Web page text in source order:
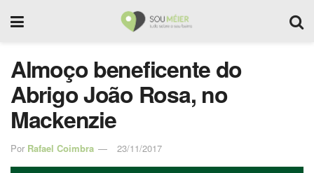
Almoço beneficente do
Abrigo João Rosa, no
Mackenzie
Por Rafael Coimbra 23/11/2017